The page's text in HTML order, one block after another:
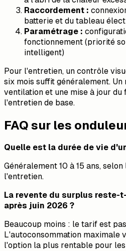
Raccordement :
batterie et du tableau
Paramétrage :
fonctionnement (priorité
intelligent)
Pour l'entretien, un contrôle
six mois suffit généralement.
ventilation et une mise à jour
l'entretien de base.
FAQ sur les
Quelle est la durée de vie
Généralement 10 à 15 ans,
l'entretien.
La revente du surplus reste-
après juin 2026 ?
Beaucoup moins : le tarif est
L'autoconsommation maximale
l'option la plus rentable pour